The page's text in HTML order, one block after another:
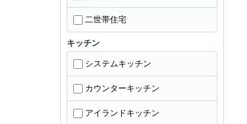
二世帯住宅
キッチン
システムキッチン
カウンターキッチン
アイランドキッチン